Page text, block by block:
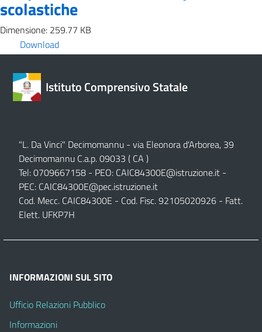
scolastiche
Dimensione: 259.77 KB
Download
Istituto Comprensivo Statale
"L. Da Vinci" Decimomannu - via Eleonora d'Arborea, 39
Decimomannu C.a.p. 09033 ( CA )
Tel: 0709667158 - PEO: CAIC84300E@istruzione.it -
PEC: CAIC84300E@pec.istruzione.it
Cod. Mecc. CAIC84300E - Cod. Fisc. 92105020926 - Fatt.
Elett. UFKP7H
INFORMAZIONI SUL SITO
Ufficio Relazioni Pubblico
Informazioni